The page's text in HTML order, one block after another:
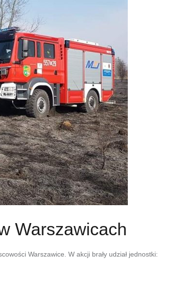
Warszawicach
Warszawice. W akcji brały udział jednostki: